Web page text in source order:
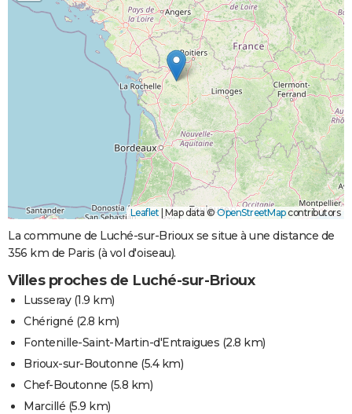
Leaflet Map data ©OpenStreetMapcontributors
La commune de Luché-sur-Brioux se situe à une distance de
356 km de Paris (à vol d'oiseau).
Villes proches de Luché-sur-Brioux
Lusseray(1.9 km)
Chérigné (2.8 km)
Fontenille-Saint-Martin-d'Entraigues (2.8 km)
Brioux-sur-Boutonne (5.4 km)
Chef-Boutonne (5.8 km)
Marcillé (5.9 km)